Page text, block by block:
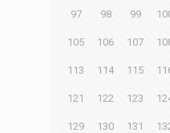
97 98 99
105 106 107
113 114 115
121 122 123
129 130 131